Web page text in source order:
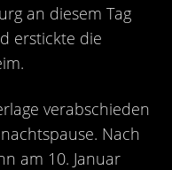
an diesem Tag
erstickte die
verabschieden
Nach
am 10. Januar